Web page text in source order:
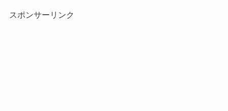
スポンサーリンク